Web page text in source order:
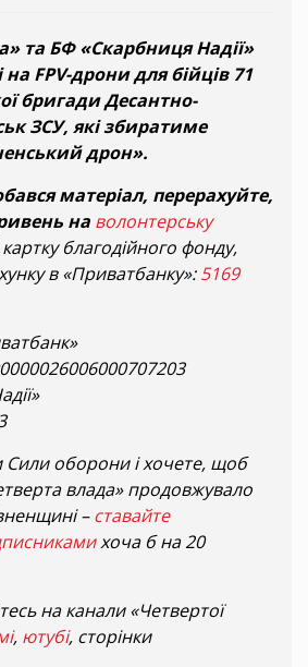
та БФ «Скарбниця Надії»
FPV-дрони для бійців 71
бригади Десантно-
ЗСУ, які збиратиме
дрон».
матеріал, перерахуйте,
на волонтерську
картку благодійного фонду,
в «Приватбанку»:5169
оборони і хочете, щоб
влада» продовжувало
–ставайте
хоча б на 20
на канали «Четвертої
, ютубі, сторінки